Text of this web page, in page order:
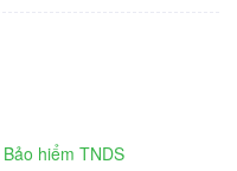
Bảo hiểm TNDS